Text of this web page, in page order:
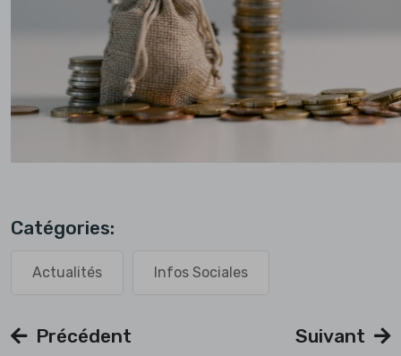
Catégories:
Actualités Infos Sociales
Précédent Suivant